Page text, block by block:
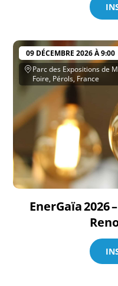
09 DÉCEMBRE 2026 À 9:00
Parc des Expositions de
Foire, Pérols, France
EnerGaïa 2026